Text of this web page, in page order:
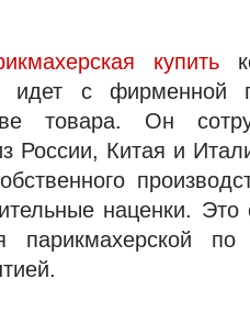
купить
идет с фирменной
товара. Он
России, Китая и
наценки. Это
парикмахерской